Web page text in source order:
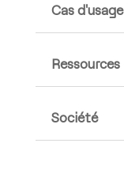
Cas d'usage
Ressources
Société